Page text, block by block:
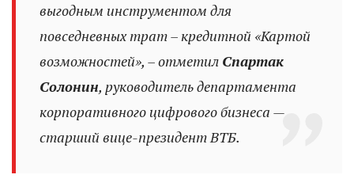
выгодным инструментом для
повседневных трат – кредитной «Картой
возможностей», – отметил Спартак
Солонин, руководитель департамента
корпоративного цифрового бизнеса —
старший вице-президент ВТБ.